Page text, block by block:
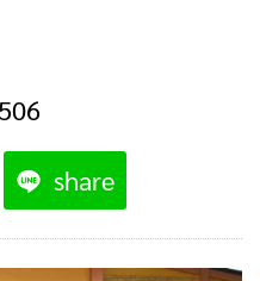
share